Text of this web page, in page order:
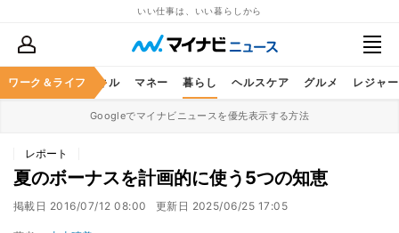
いい仕事は、いい暮らしから
ワーク＆ライフ
ア ビジネススキル マネー 暮らし ヘルスケア グルメ レジャー
Googleでマイナビニュースを優先表示する方法
レポート
夏のボーナスを計画的に使う5つの知恵
掲載日 2016/07/12 08:00 更新日 2025/06/25 17:05